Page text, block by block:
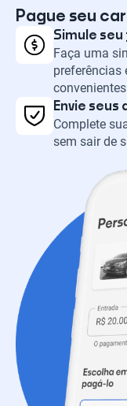
Pague seu
Simule
Faça uma
preferências
Envie seus
Complete
sem sair de